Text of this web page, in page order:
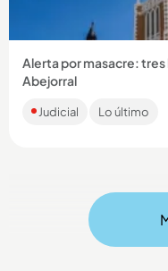
Alerta por masacre:
Abejorral
Los hombres, cuyas
habrían sido ultimados
Judicial Lo último